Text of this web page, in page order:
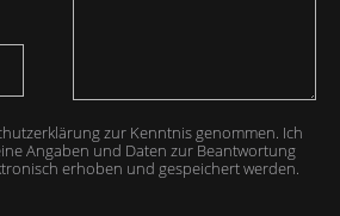
zur Kenntnis genommen. Ich
Angaben und Daten zur Beantwortung
erhoben und gespeichert werden.